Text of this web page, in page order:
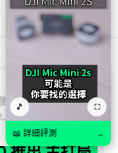
用
政
🎵 ⛶
📖 詳細評測 →